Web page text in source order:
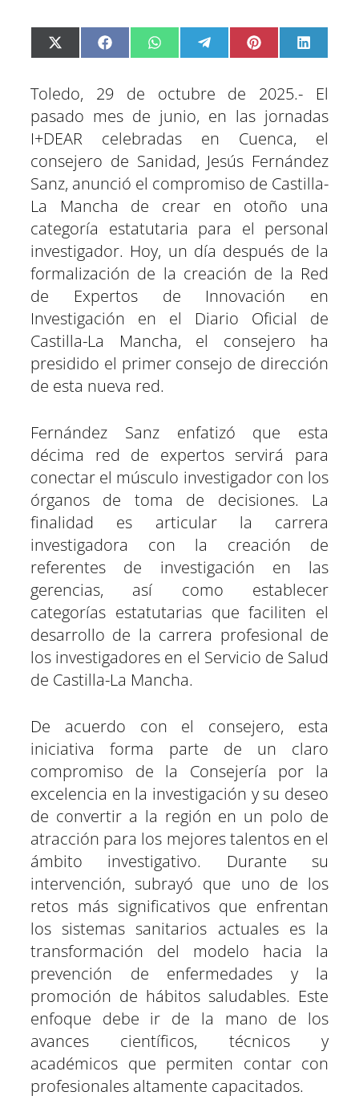
C
o
r
t
i
r
e
n
X
(
t
e
r
)
C
o
r
t
i
r
e
n
F
a
b
o
k
C
o
r
t
i
r
e
n
W
h
A
p
C
o
r
t
i
r
e
n
e
r
m
C
o
r
t
e
n
P
i
e
r
C
o
i
r
L
i
n
Toledo, 29 de octubre de 2025.- El
pasado mes de junio, en las jornadas
I+DEAR celebradas en Cuenca, el
consejero de Sanidad, Jesús Fernández
Sanz, anunció el compromiso de Castilla-
La Mancha de crear en otoño una
categoría estatutaria para el personal
investigador. Hoy, un día después de la
formalización de la creación de la Red
de Expertos de Innovación en
Investigación en el Diario Oficial de
Castilla-La Mancha, el consejero ha
presidido el primer consejo de dirección
de esta nueva red.
Fernández Sanz enfatizó que esta
décima red de expertos servirá para
conectar el músculo investigador con los
órganos de toma de decisiones. La
finalidad es articular la carrera
investigadora con la creación de
referentes de investigación en las
gerencias, así como establecer
categorías estatutarias que faciliten el
desarrollo de la carrera profesional de
los investigadores en el Servicio de Salud
de Castilla-La Mancha.
De acuerdo con el consejero, esta
iniciativa forma parte de un claro
compromiso de la Consejería por la
excelencia en la investigación y su deseo
de convertir a la región en un polo de
atracción para los mejores talentos en el
ámbito investigativo. Durante su
intervención, subrayó que uno de los
retos más significativos que enfrentan
los sistemas sanitarios actuales es la
transformación del modelo hacia la
prevención de enfermedades y la
promoción de hábitos saludables. Este
enfoque debe ir de la mano de los
avances científicos, técnicos y
académicos que permiten contar con
profesionales altamente capacitados.